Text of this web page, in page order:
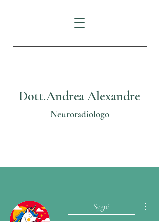
Dott.Andrea Alexandre
Neuroradiologo
Segui